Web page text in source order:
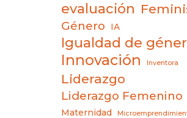
evaluación
Género IA
Igualdad de
Innovación Inventora
Liderazgo
Liderazgo Femenino
Maternidad